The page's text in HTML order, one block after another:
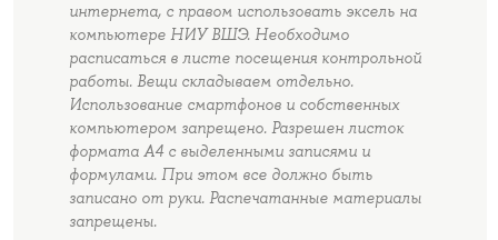
интернета, с правом использовать эксель на
компьютере НИУ ВШЭ. Необходимо
расписаться в листе посещения контрольной
работы. Вещи складываем отдельно.
Использование смартфонов и собственных
компьютером запрещено. Разрешен листок
формата А4 с выделенными записями и
формулами. При этом все должно быть
записано от руки. Распечатанные материалы
запрещены.